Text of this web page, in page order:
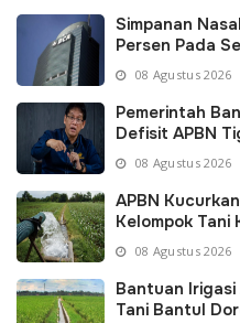
Simpanan
Persen Pada
08 Agustus 2026
Pemerintah
Defisit APBN
08 Agustus 2026
APBN
Kelompok
08 Agustus 2026
Bantuan Irigasi
Tani Bantul